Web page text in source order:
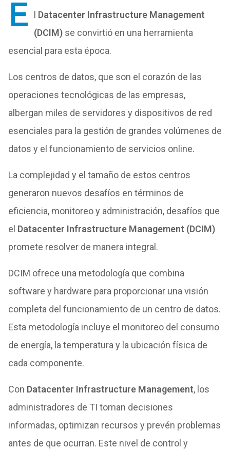
E
Datacenter Infrastructure Management
(DCIM)se convirtió en una herramienta
esencial para esta época.
Los centros de datos, que son el corazón de las
operaciones tecnológicas de las empresas,
albergan miles de servidores y dispositivos de red
esenciales para la gestión de grandes volúmenes de
datos y el funcionamiento de servicios online.
La complejidad y el tamaño de estos centros
generaron nuevos desafíos en términos de
eficiencia, monitoreo y administración, desafíos que
el Datacenter Infrastructure Management (DCIM)
promete resolver de manera integral.
DCIM ofrece una metodología que combina
software y hardware para proporcionar una visión
completa del funcionamiento de un centro de datos.
Esta metodología incluye el monitoreo del consumo
de energía, la temperatura y la ubicación física de
cada componente.
Con Datacenter Infrastructure Management, los
administradores de TI toman decisiones
informadas, optimizan recursos y prevén problemas
antes de que ocurran. Este nivel de control y